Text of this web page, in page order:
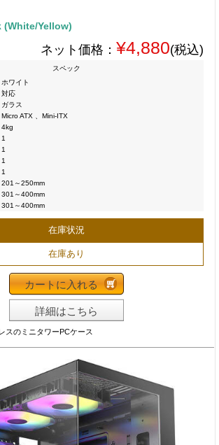
(White/Yellow)
ネット価格： ¥4,880(税込)
スペック
ホワイト
対応
ガラス
Micro ATX 、Mini-ITX
4kg
1
1
1
1
201～250mm
301～400mm
301～400mm
在庫状況
在庫あり
カートに入れる
詳細はこちら
スのミニタワーPCケース